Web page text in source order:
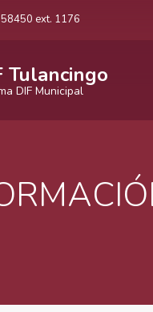
ext. 1176
Tulancingo
DIF Municipal